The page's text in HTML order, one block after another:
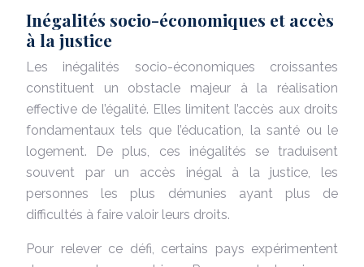
Inégalités socio-économiques et accès
à la justice
Les inégalités socio-économiques croissantes
constituent un obstacle majeur à la réalisation
effective de l’égalité. Elles limitent l’accès aux droits
fondamentaux tels que l’éducation, la santé ou le
logement. De plus, ces inégalités se traduisent
souvent par un accès inégal à la justice, les
personnes les plus démunies ayant plus de
difficultés à faire valoir leurs droits.
Pour relever ce défi, certains pays expérimentent